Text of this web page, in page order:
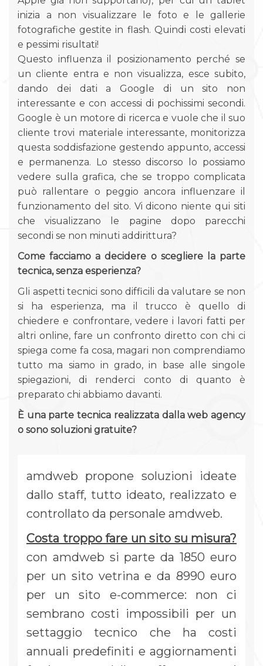
inizia a non visualizzare le foto e le gallerie
fotografiche gestite in flash. Quindi costi elevati
e pessimi risultati!
Questo influenza il posizionamento perché se
un cliente entra e non visualizza, esce subito,
dando dei dati a Google di un sito non
interessante e con accessi di pochissimi secondi.
Google è un motore di ricerca e vuole che il suo
cliente trovi materiale interessante, monitorizza
questa soddisfazione gestendo appunto, accessi
e permanenza. Lo stesso discorso lo possiamo
vedere sulla grafica, che se troppo complicata
può rallentare o peggio ancora influenzare il
funzionamento del sito. Vi dicono niente qui siti
che visualizzano le pagine dopo parecchi
secondi se non minuti addirittura?
Come facciamo a decidere o scegliere la parte
tecnica, senza esperienza?
Gli aspetti tecnici sono difficili da valutare se non
si ha esperienza, ma il trucco è quello di
chiedere e confrontare, vedere i lavori fatti per
altri online, fare un confronto diretto con chi ci
spiega come fa cosa, magari non comprendiamo
tutto ma siamo in grado, in base alle singole
spiegazioni, di renderci conto di quanto è
preparato chi abbiamo davanti.
È una parte tecnica realizzata dalla web agency
o sono soluzioni gratuite?
amdweb propone soluzioni ideate
dallo staff, tutto ideato, realizzato e
controllato da personale amdweb.
Costa troppo fare un sito su misura?
con amdweb si parte da 1850 euro
per un sito vetrina e da 8990 euro
per un sito e-commerce: non ci
sembrano costi impossibili per un
settaggio tecnico che ha costi
annuali predefiniti e aggiornamenti